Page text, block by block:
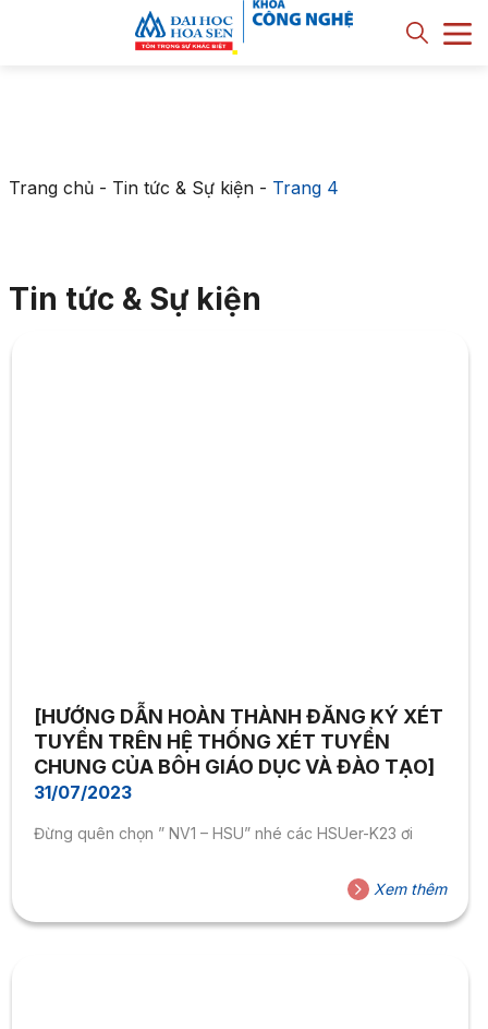
Trang chủ- Tin tức & Sự kiện- Trang 4
Tin tức & Sự kiện
[HƯỚNG DẪN HOÀN THÀNH ĐĂNG KÝ XÉT
TUYỂN TRÊN HỆ THỐNG XÉT TUYỂN
CHUNG CỦA BÔH GIÁO DỤC VÀ ĐÀO TẠO]
31/07/2023
Đừng quên chọn ” NV1 – HSU” nhé các HSUer-K23 ơi
Xem thêm